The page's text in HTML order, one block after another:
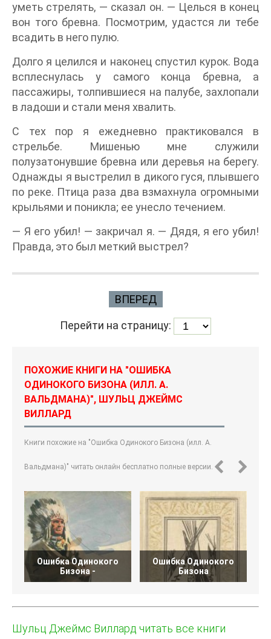
уметь стрелять, — сказал он. — Целься в конец
вон того бревна. Посмотрим, удастся ли тебе
всадить в него пулю.
Долго я целился и наконец спустил курок. Вода
всплеснулась у самого конца бревна, а
пассажиры, толпившиеся на палубе, захлопали
в ладоши и стали меня хвалить.
С тех пор я ежедневно практиковался в
стрельбе. Мишенью мне служили
полузатонувшие бревна или деревья на берегу.
Однажды я выстрелил в дикого гуся, плывшего
по реке. Птица раза два взмахнула огромными
крыльями и поникла; ее унесло течением.
— Я его убил! — закричал я. — Дядя, я его убил!
Правда, это был меткий выстрел?
ВПЕРЕД
Перейти на страницу:
ПОХОЖИЕ КНИГИ НА "ОШИБКА
ОДИНОКОГО БИЗОНА (ИЛЛ. А.
ВАЛЬДМАНА)", ШУЛЬЦ ДЖЕЙМС
ВИЛЛАРД
Книги похожие на "Ошибка Одинокого Бизона (илл. А.
Вальдмана)" читать онлайн бесплатно полные версии.
Ошибка Одинокого
Бизона -
Ошибка Одинокого
Бизона
Шульц Джеймс Виллард читать все книги